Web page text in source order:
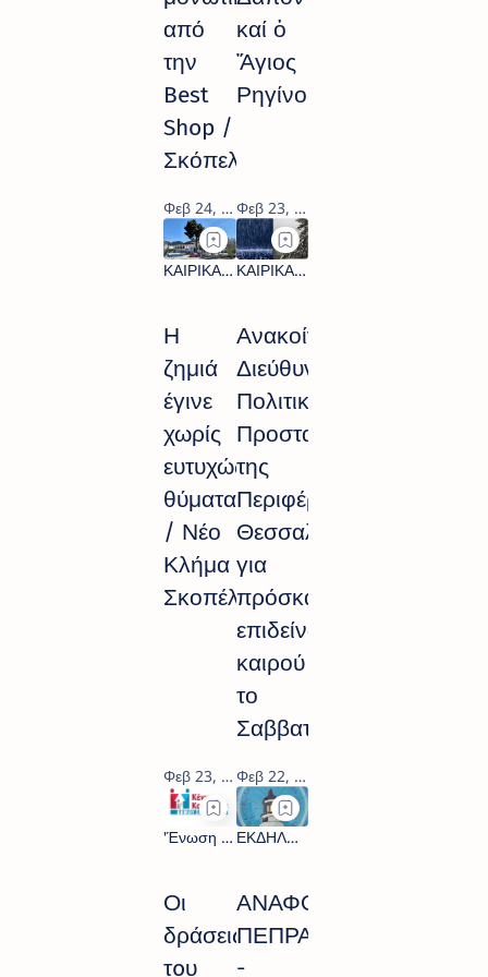
από
την
Best
Shop /
Σκόπελος
καί ὁ
Ἅγιος
Ρηγίνος
Η
ζημιά
έγινε
χωρίς
ευτυχώς
θύματα
/ Νέο
Κλήμα
Σκοπέλου
Ανακοίνωση
Διεύθυνσης
Πολιτικής
Προστασίας
της
Περιφέρειας
Θεσσαλίας
για
πρόσκαιρη
επιδείνωση
καιρού
το
Σαββατοκύριακο
Οι
δράσεις
τoυ
ΑΝΑΦΟΡΑ
ΠΕΠΡΑΓΜΕΝΩΝ
-